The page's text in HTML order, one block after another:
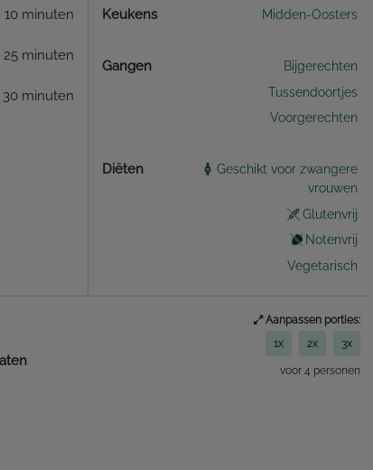
10 minuten
25 minuten
30 minuten
Keukens Midden-Oosters
Gangen
Bijgerechten
Tussendoortjes
Voorgerechten
Diëten
Geschikt voor zwangere
vrouwen
Glutenvrij
Notenvrij
Vegetarisch
Aanpassen porties:
1x 2x 3x
voor 4 personen